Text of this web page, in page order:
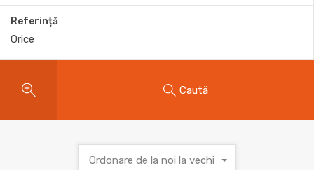
Referință
Caută
Ordonare de la noi la vechi